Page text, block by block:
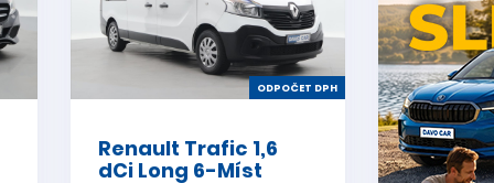
ODPOČET DPH
Renault Trafic 1,6
dCi Long 6-Míst